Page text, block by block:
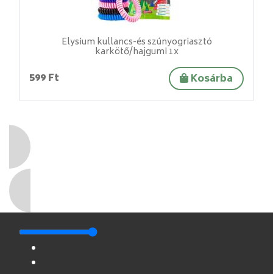
Elysium kullancs-és szúnyogriasztó
karkötő/hajgumi 1x
599 Ft Kosárba